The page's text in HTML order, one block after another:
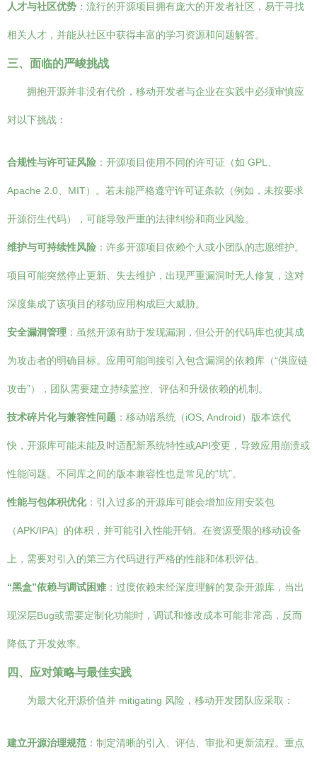
人才与社区优势 ：流行的开源项目拥有庞大的开发者社区，易于寻找
相关人才，并能从社区中获得丰富的学习资源和问题解答。
三、面临的严峻挑战
拥抱开源并非没有代价，移动开发者与企业在实践中必须审慎应
对以下挑战：
合规性与许可证风险 ：开源项目使用不同的许可证（如 GPL、
Apache 2.0、MIT）。若未能严格遵守许可证条款（例如，未按要求
开源衍生代码），可能导致严重的法律纠纷和商业风险。
维护与可持续性风险 ：许多开源项目依赖个人或小团队的志愿维护。
项目可能突然停止更新、失去维护，出现严重漏洞时无人修复，这对
深度集成了该项目的移动应用构成巨大威胁。
安全漏洞管理 ：虽然开源有助于发现漏洞，但公开的代码库也使其成
为攻击者的明确目标。应用可能间接引入包含漏洞的依赖库（“供应链
攻击”），团队需要建立持续监控、评估和升级依赖的机制。
技术碎片化与兼容性问题 ：移动端系统（iOS, Android）版本迭代
快，开源库可能未能及时适配新系统特性或API变更，导致应用崩溃或
性能问题。不同库之间的版本兼容性也是常见的“坑”。
性能与包体积优化：引入过多的开源库可能会增加应用安装包
（APK/IPA）的体积，并可能引入性能开销。在资源受限的移动设备
上，需要对引入的第三方代码进行严格的性能和体积评估。
“黑盒”依赖与调试困难 ：过度依赖未经深度理解的复杂开源库，当出
现深层Bug或需要定制化功能时，调试和修改成本可能非常高，反而
降低了开发效率。
四、应对策略与最佳实践
为最大化开源价值并 mitigating 风险，移动开发团队应采取：
建立开源治理规范 ：制定清晰的引入、评估、审批和更新流程。重点